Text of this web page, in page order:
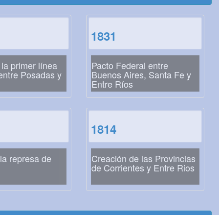
primer línea
Posadas y
1831
Pacto Federal entre
Buenos Aires, Santa Fe y
Entre Ríos
represa de
1814
Creación de las Provincias
de Corrientes y Entre Rios